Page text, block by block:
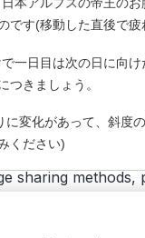
日本アルプスの帝王の
です(移動した直後で疲
一日目は次の日に向け
つきましょう。
に変化があって、斜度
ください)